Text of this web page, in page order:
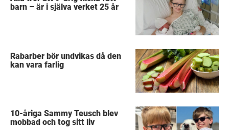
barn – är i själva verket 25 år
Rabarber bör undvikas då den
kan vara farlig
10-åriga Sammy Teusch blev
mobbad och tog sitt liv